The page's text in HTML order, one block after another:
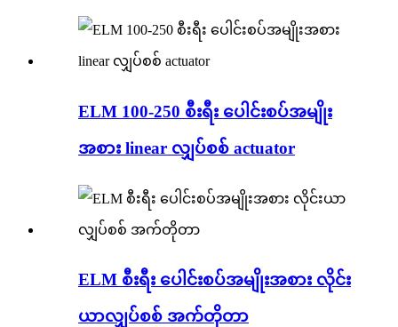
ELM 100-250 စီးရီး ပေါင်းစပ်အမျိုး
အစား linear လျှပ်စစ် actuator
ELM စီးရီး ပေါင်းစပ်အမျိုးအစား လိုင်း
ယာလျှပ်စစ် အက်တိုတာ